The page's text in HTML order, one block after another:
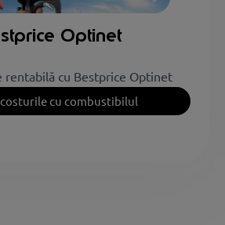
Optinet
rentabilă cu Bestprice Optinet
costurile cu combustibilul